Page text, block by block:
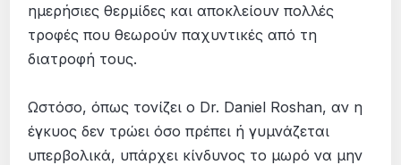
ημερήσιες θερμίδες και αποκλείουν πολλές
τροφές που θεωρούν παχυντικές από τη
διατροφή τους.
Ωστόσο, όπως τονίζει ο Dr. Daniel Roshan, αν η
έγκυος δεν τρώει όσο πρέπει ή γυμνάζεται
υπερβολικά, υπάρχει κίνδυνος το μωρό να μην